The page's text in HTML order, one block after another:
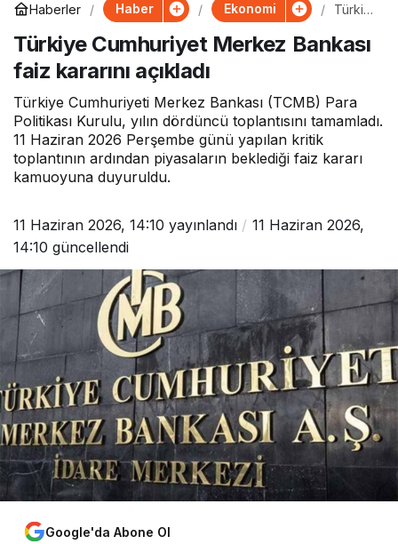
Haberler Haber Ekonomi
Türkiy
Cumhu
riyet
Banka
sı faiz
kararın
açıklad
Türkiye Cumhuriyet Merkez Bankası
faiz kararını açıkladı
Türkiye Cumhuriyeti Merkez Bankası (TCMB) Para
Politikası Kurulu, yılın dördüncü toplantısını tamamladı.
11 Haziran 2026 Perşembe günü yapılan kritik
toplantının ardından piyasaların beklediği faiz kararı
kamuoyuna duyuruldu.
11 Haziran 2026, 14:10 yayınlandı
11 Haziran 2026,
14:10 güncellendi
Google'da Abone Ol